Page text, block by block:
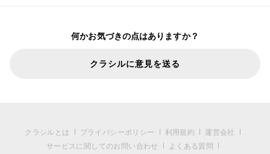
何かお気づきの点はありますか？
クラシルに意見を送る
クラシルとは プライバシーポリシー 利用規約
運営会社
サービスに関してのお問い合わせ
よくある質問